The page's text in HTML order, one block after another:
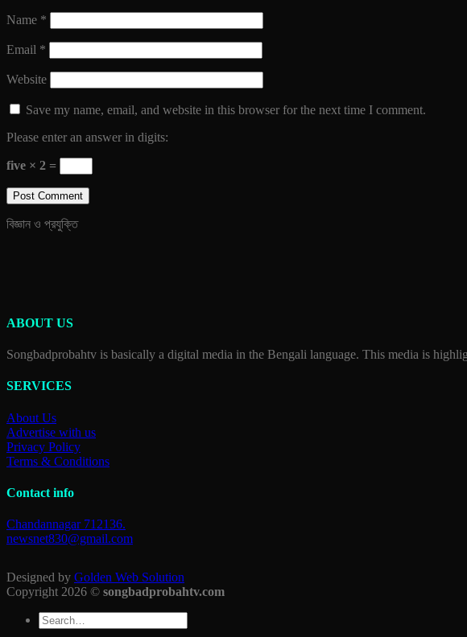
Name *
Email *
Website
Save my name, email, and website in this browser for the next time I comment.
Please enter an answer in digits:
five × 2 =
বিজ্ঞান ও প্রযুক্তি
ABOUT US
Songbadprobahtv is basically a digital media in the Bengali language. This media is
SERVICES
About Us
Advertise with us
Privacy Policy
Terms & Conditions
Contact info
Chandannagar 712136.
newsnet830@gmail.com
Designed by Golden Web Solution
Copyright 2026 © songbadprobahtv.com